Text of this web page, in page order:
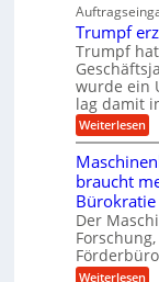
e
n
b
a
u
a
u
e
n
f
ü
h
r
u
n
g
e
n
B
S
C
L
w
e
r
t
u
n
g
s
r
e
e
s
H
y
b
r
i
d
Trumpf
Trumpf
wurde ein
lag damit
Weiterlesen:
T
u
m
p
f
e
r
z
i
braucht
Bürokratie
Der
Weiterlesen: